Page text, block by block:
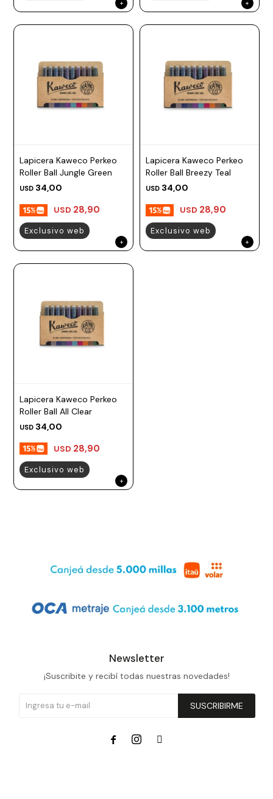
Lapicera Kaweco Perkeo
Roller Ball Jungle Green
USD 34,00
USD 28,90
Exclusivo web
Lapicera Kaweco Perkeo
Roller Ball Breezy Teal
USD 34,00
USD 28,90
Exclusivo web
Lapicera Kaweco Perkeo
Roller Ball All Clear
USD 34,00
USD 28,90
Exclusivo web
Newsletter
¡Suscribite y recibí todas nuestras novedades!
SUSCRIBIRME
  